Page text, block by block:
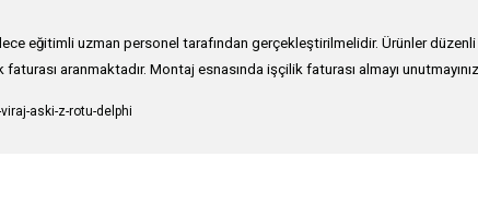
eğitimli uzman personel tarafından gerçekleştirilmelidir. Ürünler
aranmaktadır. Montaj esnasında işçilik faturası almayı unutmayınız.
formunu kullanarak tarafımıza iletebilirsiniz.